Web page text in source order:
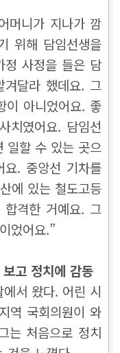
머니가 지나가 깜
위해 담임선생을
정 사정을 들은 담
달라 했데요. 그
이 아니었어요. 좋
치였어요. 담임선
일할 수 있는 곳으
요. 중앙선 기차를
에 있는 철도고등
격한 거예요. 그
었어요.”
고 정치에 감동
서 왔다. 어린 시
역 국회의원이 와
는 처음으로 정치